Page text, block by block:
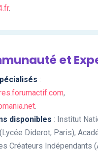
.
et
:
,
disponibles : Institut
Diderot, Paris),
Créateurs Indépendants